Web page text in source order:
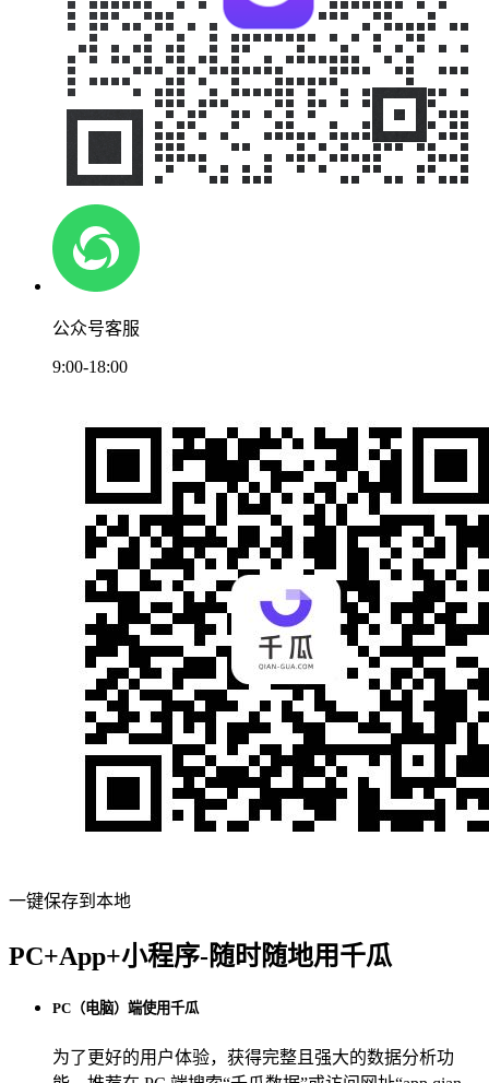
公众号客服
9:00-18:00
一键保存到本地
PC+App+小程序-随时随地用千瓜
PC（电脑）端使用千瓜
为了更好的用户体验，获得完整且强大的数据分析功